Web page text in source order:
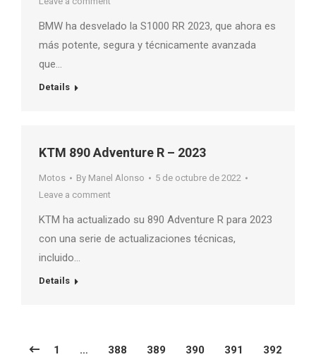
BMW ha desvelado la S1000 RR 2023, que ahora es
más potente, segura y técnicamente avanzada
que…
Details
KTM 890 Adventure R – 2023
Motos By Manel Alonso
5 de octubre de 2022
Leave a comment
KTM ha actualizado su 890 Adventure R para 2023
con una serie de actualizaciones técnicas,
incluido…
Details
1 … 388 389 390 391
392